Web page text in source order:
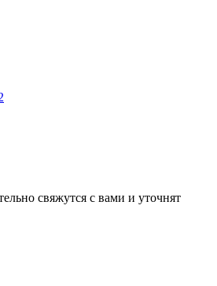
свяжутся с вами и уточнят